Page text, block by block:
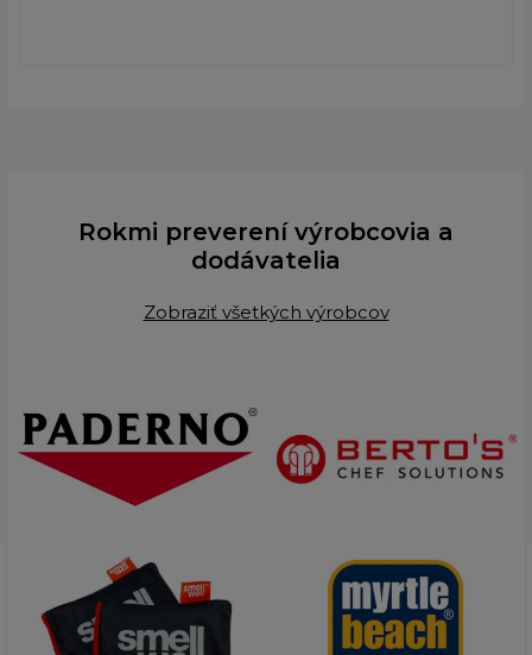
Rokmi preverení výrobcovia a
dodávatelia
Zobraziť všetkých výrobcov